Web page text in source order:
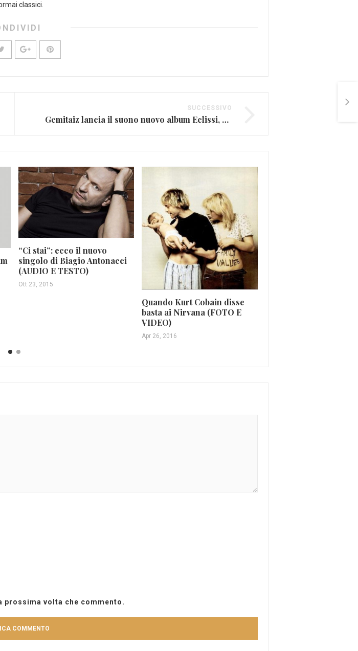
classici.
SUCCESSIVO
Gemitaiz lancia il suono nuovo album Eclissi, ecco quali sono le canzoni che contiene
“Ci stai”: ecco il nuovo
singolo di Biagio Antonacci
(AUDIO E TESTO)
Ott 23, 2015
Quando Kurt Cobain disse
basta ai Nirvana (FOTO E
VIDEO)
Apr 26, 2016
prossima volta che commento.